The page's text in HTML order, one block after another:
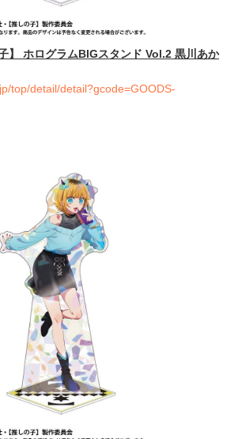
】 ホログラムBIGスタンド Vol.2 黒川あか
top/detail/detail?gcode=GOODS-